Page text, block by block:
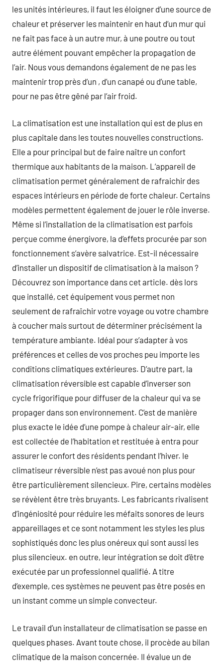
les unités intérieures, il faut les éloigner d’une source de
chaleur et préserver les maintenir en haut d’un mur qui
ne fait pas face à un autre mur, à une poutre ou tout
autre élément pouvant empêcher la propagation de
l’air. Nous vous demandons également de ne pas les
maintenir trop près d’un , d’un canapé ou d’une table,
pour ne pas être gêné par l’air froid.
La climatisation est une installation qui est de plus en
plus capitale dans les toutes nouvelles constructions.
Elle a pour principal but de faire naître un confort
thermique aux habitants de la maison. L’appareil de
climatisation permet généralement de rafraichir des
espaces intérieurs en période de forte chaleur. Certains
modèles permettent également de jouer le rôle inverse.
Même si l’installation de la climatisation est parfois
perçue comme énergivore, la d’effets procurée par son
fonctionnement s’avère salvatrice. Est-il nécessaire
d’installer un dispositif de climatisation à la maison ?
Découvrez son importance dans cet article. dès lors
que installé, cet équipement vous permet non
seulement de rafraîchir votre voyage ou votre chambre
à coucher mais surtout de déterminer précisément la
température ambiante. Idéal pour s’adapter à vos
préférences et celles de vos proches peu importe les
conditions climatiques extérieures. D’autre part, la
climatisation réversible est capable d’inverser son
cycle frigorifique pour diffuser de la chaleur qui va se
propager dans son environnement. C’est de manière
plus exacte le idée d’une pompe à chaleur air-air, elle
est collectée de l’habitation et restituée à entra pour
assurer le confort des résidents pendant l’hiver. le
climatiseur réversible n’est pas avoué non plus pour
être particulièrement silencieux. Pire, certains modèles
se révèlent être très bruyants. Les fabricants rivalisent
d’ingéniosité pour réduire les méfaits sonores de leurs
appareillages et ce sont notamment les styles les plus
sophistiqués donc les plus onéreux qui sont aussi les
plus silencieux. en outre, leur intégration se doit d’être
exécutée par un professionnel qualifié. A titre
d’exemple, ces systèmes ne peuvent pas être posés en
un instant comme un simple convecteur.
Le travail d’un installateur de climatisation se passe en
quelques phases. Avant toute chose, il procède au bilan
climatique de la maison concernée. Il évalue un de